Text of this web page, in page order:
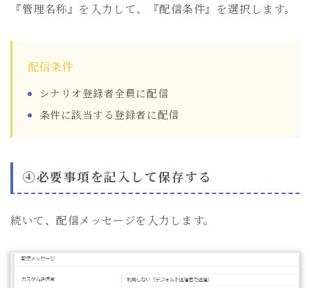
『管理名称』を入力して、『配信条件』を選択します。
配信条件
シナリオ登録者全員に配信
条件に該当する登録者に配信
④必要事項を記入して保存する
続いて、配信メッセージを入力します。